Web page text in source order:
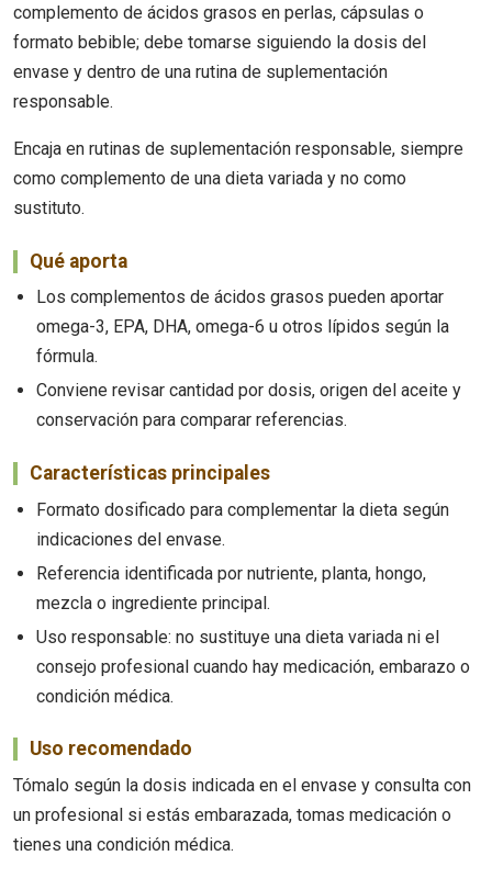
complemento de ácidos grasos en perlas, cápsulas o
formato bebible; debe tomarse siguiendo la dosis del
envase y dentro de una rutina de suplementación
responsable.
Encaja en rutinas de suplementación responsable, siempre
como complemento de una dieta variada y no como
sustituto.
Qué aporta
Los complementos de ácidos grasos pueden aportar
omega-3, EPA, DHA, omega-6 u otros lípidos según la
fórmula.
Conviene revisar cantidad por dosis, origen del aceite y
conservación para comparar referencias.
Características principales
Formato dosificado para complementar la dieta según
indicaciones del envase.
Referencia identificada por nutriente, planta, hongo,
mezcla o ingrediente principal.
Uso responsable: no sustituye una dieta variada ni el
consejo profesional cuando hay medicación, embarazo o
condición médica.
Uso recomendado
Tómalo según la dosis indicada en el envase y consulta con
un profesional si estás embarazada, tomas medicación o
tienes una condición médica.